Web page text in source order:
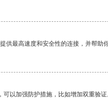
供最高速度和安全性的连接，并帮助
以加强防护措施，比如增加双重验证